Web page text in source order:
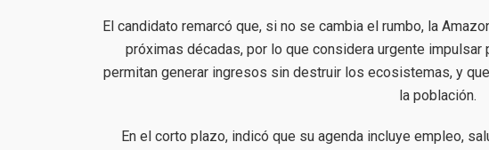
El candidato remarcó que, si no se cambia el rumbo, la
próximas décadas, por lo que considera urgente
permitan generar ingresos sin destruir los ecosistemas, y
la población.
En el corto plazo, indicó que su agenda incluye empleo,